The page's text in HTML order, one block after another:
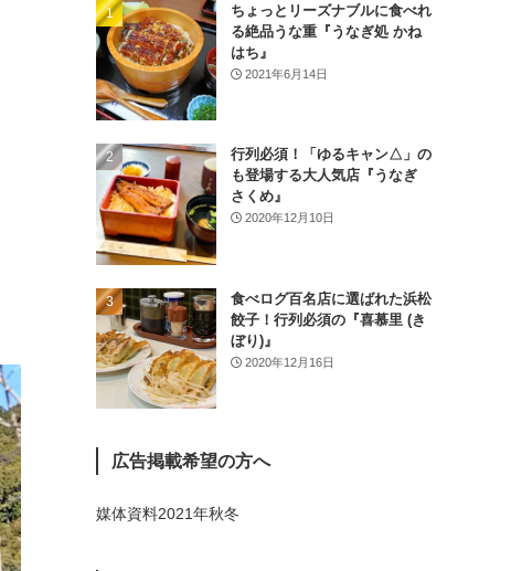
(1)
(3)
(26)
(46)
(1)
(49)
ちょっとリーズナブルに食べれ
る絶品うな重『うなぎ処 かね
はち』
2021年6月14日
行列必須！「ゆるキャン△」の
も登場する大人気店『うなぎ
さくめ』
2020年12月10日
食べログ百名店に選ばれた浜松
餃子！行列必須の『喜慕里 (き
ぼり)』
2020年12月16日
広告掲載希望の方へ
媒体資料2021年秋冬